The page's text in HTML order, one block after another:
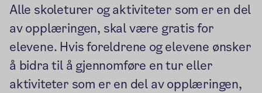
Alle skoleturer og aktiviteter som er en del
av opplæringen, skal være gratis for
elevene. Hvis foreldrene og elevene ønsker
å bidra til å gjennomføre en tur eller
aktiviteter som er en del av opplæringen,